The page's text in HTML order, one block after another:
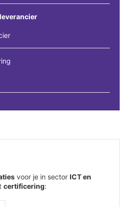
voor je in sector ICT en
certificering: